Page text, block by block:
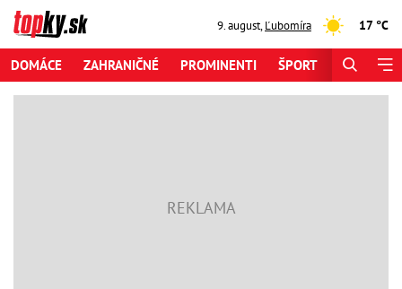
9. august,Ľubomíra 17 °C
DOMÁCE ZAHRANIČNÉ PROMINENTI ŠPORT